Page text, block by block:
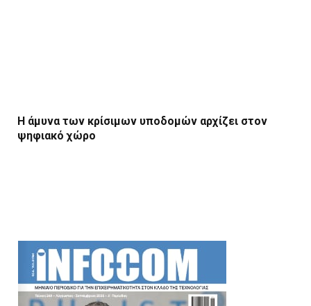
Η άμυνα των κρίσιμων υποδομών αρχίζει στον
ψηφιακό χώρο